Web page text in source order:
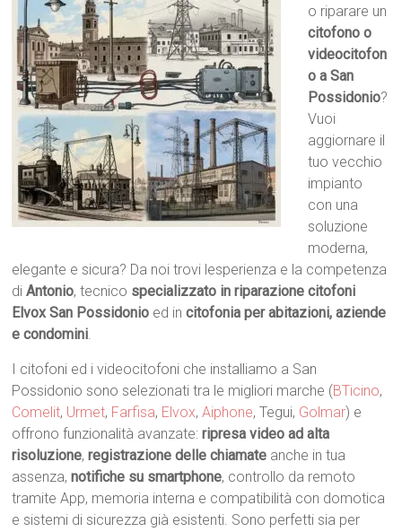
o riparare un
citofono o
videocitofon
o a San
Possidonio?
Vuoi
aggiornare il
tuo vecchio
impianto
con una
soluzione
moderna,
elegante e sicura? Da noi trovi lesperienza e la competenza
diAntonio, tecnico specializzato in riparazione citofoni
Elvox San Possidonio ed incitofonia per abitazioni, aziende
e condomini.
I citofoni ed i videocitofoni che installiamo a San
Possidonio sono selezionati tra le migliori marche (BTicino,
Comelit, Urmet, Farfisa, Elvox,Aiphone, Tegui, Golmar) e
offrono funzionalità avanzate:ripresa video ad alta
risoluzione,registrazione delle chiamate anche in tua
assenza,notifiche su smartphone, controllo da remoto
tramite App, memoria interna e compatibilità con domotica
e sistemi di sicurezza già esistenti. Sono perfetti sia per